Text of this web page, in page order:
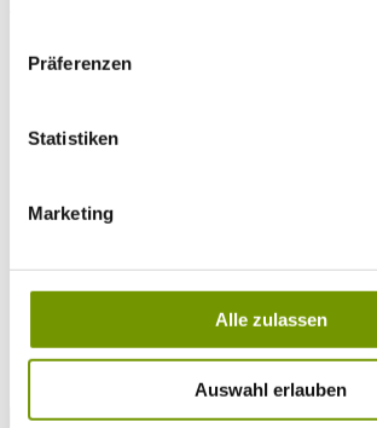
Präferenzen
Statistiken
Marketing
Alle zulassen
Auswahl erlauben
bier-käse-verkostung -
Die Region rund um den Waginger See
interessante Neuentdeckungen zu machen und
Sinne lädt eine erlebnisreiche
Landbrauerei Schönram bei Petting ein. Im
zusammengefunden, um Einheimischen
faszinierendes Erlebnis zu bieten:
Klamminger von der Brauerei und Käse-
von der Bergader Privatkäserei aus Waging
bei einer exklusiven Bier-Käse-